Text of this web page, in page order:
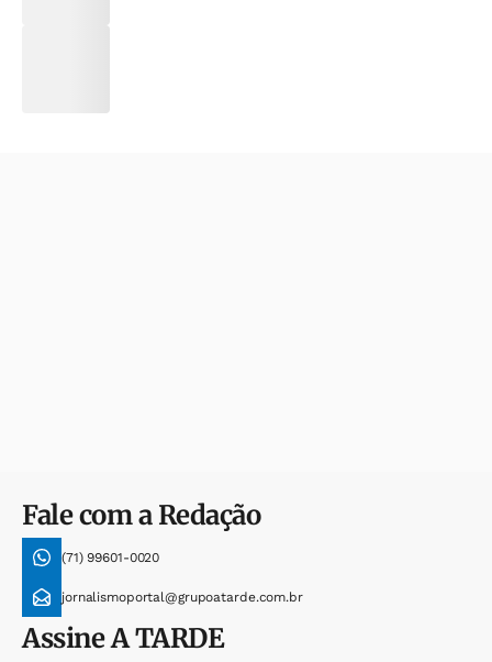
Fale com a Redação
(71) 99601-0020
jornalismoportal@grupoatarde.com.br
AssineA TARDE